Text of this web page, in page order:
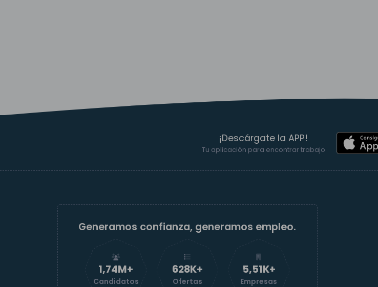
¡Descárgate la APP!
Tu aplicación para encontrar trabajo
Generamos confianza, generamos empleo.
1,74M+
Candidatos
629K+
Ofertas
5,51K+
Empresas